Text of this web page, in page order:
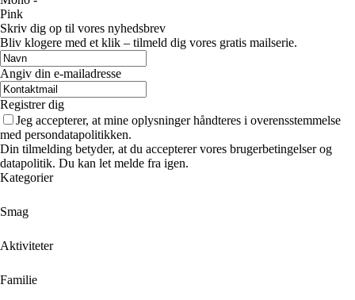
Pink
Skriv dig op til vores nyhedsbrev
Bliv klogere med et klik – tilmeld dig vores gratis mailserie.
Angiv din e-mailadresse
Registrer dig
Jeg accepterer, at mine oplysninger håndteres i overensstemmelse
med persondatapolitikken.
Din tilmelding betyder, at du accepterer vores brugerbetingelser og
datapolitik. Du kan let melde fra igen.
Kategorier
Smag
Aktiviteter
Familie